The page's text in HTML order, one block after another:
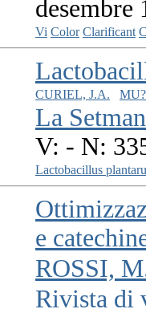
Vi Color Clarificant
CURIEL, J.A.
La
V: - N:
Lactobacillus
e
ROSSI,
Rivista di